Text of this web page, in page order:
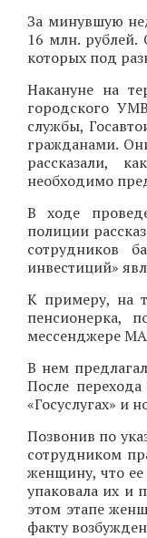
За минувшую
16 млн. рублей.
которых под
Накануне на
городского
службы,
гражданами.
рассказали,
необходимо
В ходе
полиции
сотрудников
инвестиций»
К примеру, на
пенсионерка,
мессенджере
В нем
После
«Госуслугах» и
Позвонив по
сотрудником
женщину, что ее
упаковала их и
этом этапе
факту